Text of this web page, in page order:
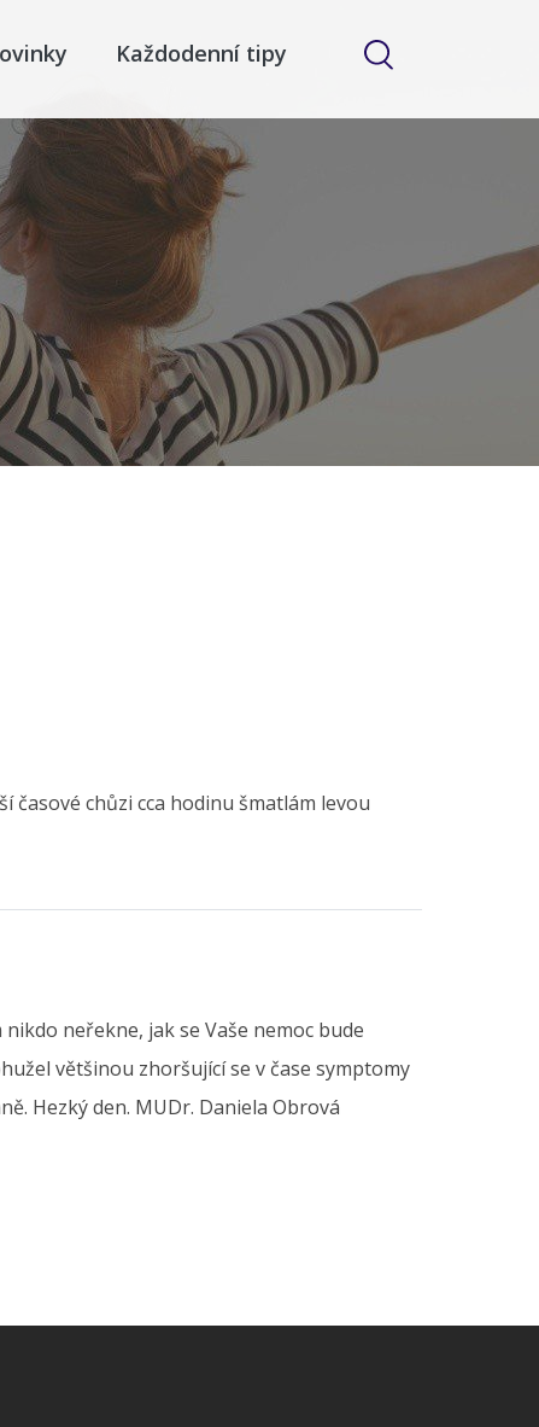
Každodenní tipy
časové chůzi cca hodinu šmatlám levou
neřekne, jak se Vaše nemoc bude
většinou zhoršující se v čase symptomy
Hezký den. MUDr. Daniela Obrová